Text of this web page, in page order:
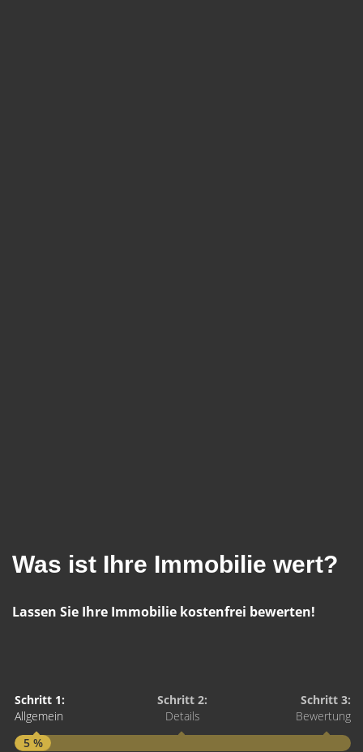
Was ist Ihre Immobilie wert?
Lassen Sie Ihre Immobilie kostenfrei bewerten!
Schritt 1:
Allgemein
Schritt 2:
Details
Schritt 3:
Bewertung
5 %